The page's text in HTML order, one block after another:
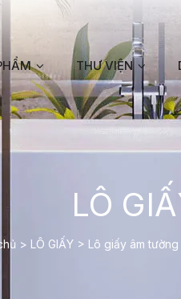
THƯ VIỆN
LÔ
> LÔ GIẤY > Lô giấy âm